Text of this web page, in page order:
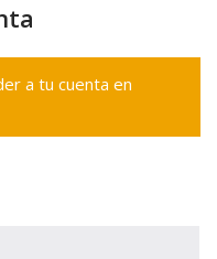
a tu cuenta en